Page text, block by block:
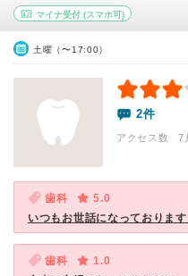
マイナ受付 (スマホ可)
土曜（〜17:00）
2件
アクセス数 7
歯科
5.0
いつもお世話になっております
歯科
1.0